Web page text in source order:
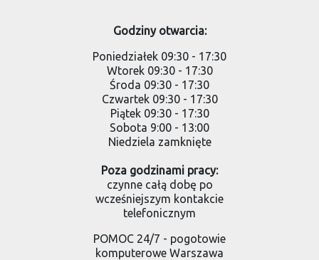
Godziny otwarcia:
Poniedziałek 09:30 - 17:30
Wtorek 09:30 - 17:30
Środa 09:30 - 17:30
Czwartek 09:30 - 17:30
Piątek 09:30 - 17:30
Sobota 9:00 - 13:00
Niedziela zamknięte
Poza godzinami pracy:
czynne całą dobę po
wcześniejszym kontakcie
telefonicznym
POMOC 24/7 - pogotowie
komputerowe Warszawa